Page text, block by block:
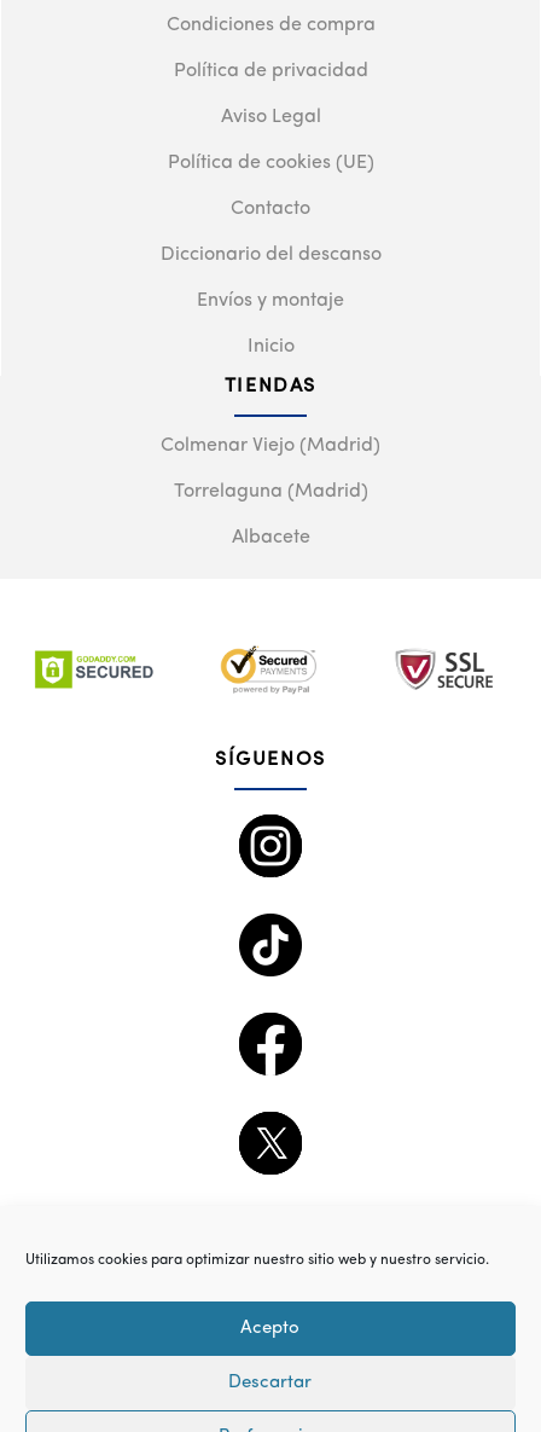
Utilizamos cookies para optimizar nuestro sitio web y nuestro servicio.
Acepto
Descartar
Condiciones de compra
Política de privacidad
Aviso Legal
Política de cookies (UE)
Contacto
Diccionario del descanso
Envíos y montaje
Inicio
TIENDAS
Colmenar Viejo (Madrid)
Torrelaguna (Madrid)
Albacete
SÍGUENOS